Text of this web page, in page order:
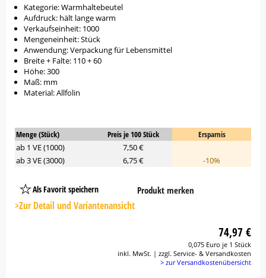
Kategorie: Warmhaltebeutel
Aufdruck: hält lange warm
Verkaufseinheit: 1000
Mengeneinheit: Stück
Anwendung: Verpackung für Lebensmittel
Breite + Falte: 110 + 60
Höhe: 300
Maß: mm
Material: Allfolin
Menge (Stück) Preis je 100 Stück
Ersparnis
ab 1 VE (1000)
7,50 €
ab 3 VE (3000)
6,75 € -10%
Als Favorit speichern
Platzhalter
Button
Produkt merken
>Zur Detail und Variantenansicht
74,97 €
0,075 Euro je 1 Stück
inkl. MwSt. | zzgl. Service- & Versandkosten
> zur Versandkostenübersicht